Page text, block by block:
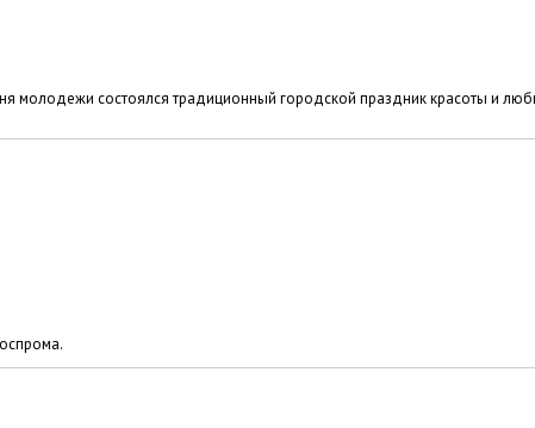
молодежи состоялся традиционный городской праздник красоты и